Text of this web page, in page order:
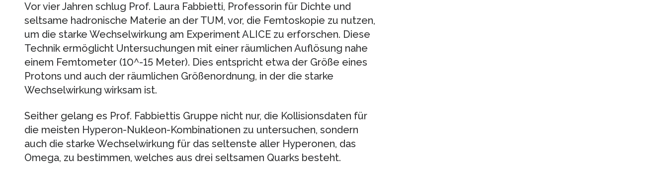
Vor vier Jahren schlug Prof. Laura Fabbietti, Professorin für Dichte und
seltsame hadronische Materie an der TUM, vor, die Femtoskopie zu nutzen,
um die starke Wechselwirkung am Experiment ALICE zu erforschen. Diese
Technik ermöglicht Untersuchungen mit einer räumlichen Auflösung nahe
einem Femtometer (10^-15 Meter). Dies entspricht etwa der Größe eines
Protons und auch der räumlichen Größenordnung, in der die starke
Wechselwirkung wirksam ist.
Seither gelang es Prof. Fabbiettis Gruppe nicht nur, die Kollisionsdaten für
die meisten Hyperon-Nukleon-Kombinationen zu untersuchen, sondern
auch die starke Wechselwirkung für das seltenste aller Hyperonen, das
Omega, zu bestimmen, welches aus drei seltsamen Quarks besteht.